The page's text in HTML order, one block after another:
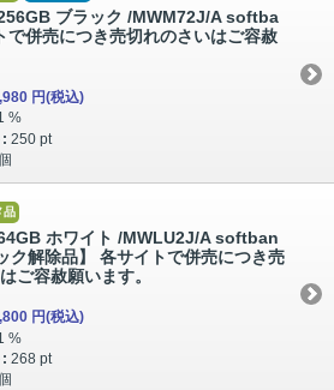
ブラック /MWM72J/A softba
で併売につき売切れのさいはご容赦
円(税込)
%
250 pt
品
ホワイト /MWLU2J/A softban
ク解除品】 各サイトで併売につき売
ご容赦願います。
円(税込)
%
268 pt